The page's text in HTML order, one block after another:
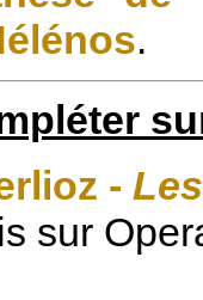
.
-
sur